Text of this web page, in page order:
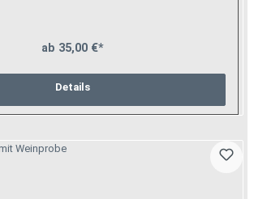
ab 35,00 €*
Details